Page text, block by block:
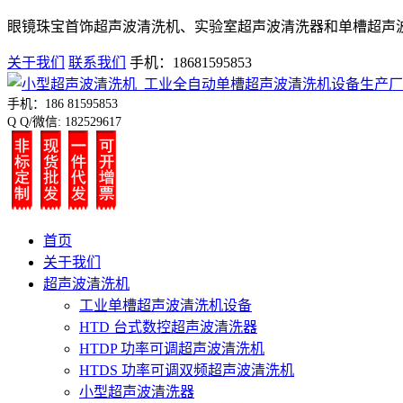
眼镜珠宝首饰超声波清洗机、实验室超声波清洗器和单槽超声
关于我们 联系我们 手机：18681595853
手机：186 81595853
Q Q/微信: 182529617
首页
关于我们
超声波清洗机
工业单槽超声波清洗机设备
HTD 台式数控超声波清洗器
HTDP 功率可调超声波清洗机
HTDS 功率可调双频超声波清洗机
小型超声波清洗器